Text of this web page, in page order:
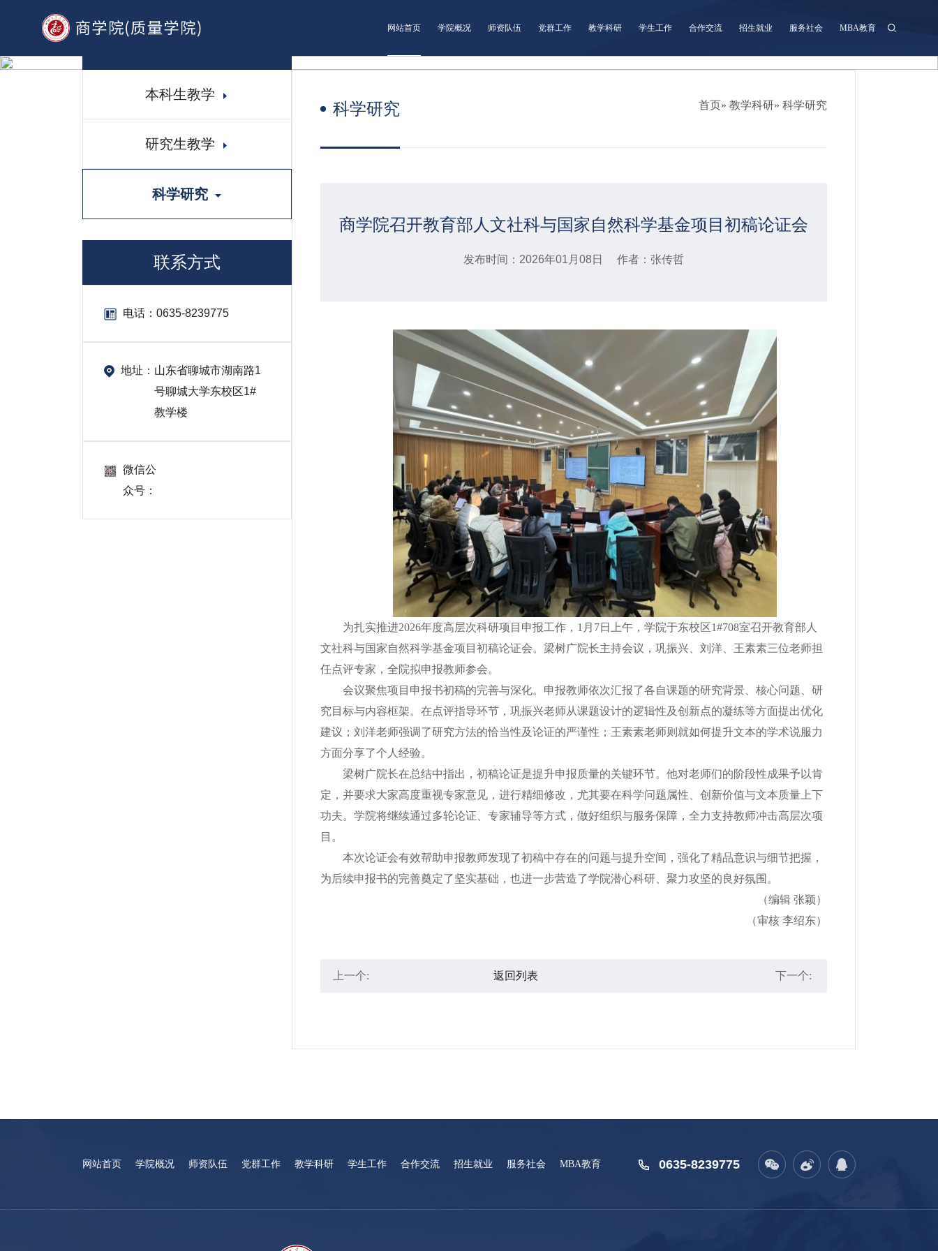
网站首页 学院概况 师资队伍 党群工作 教学科研 学生工作 合作交流 招生就业 服务社会 MBA教育
教学科研
本科生教学
研究生教学
科学研究
联系方式
电话： 0635-8239775
地址： 山东省聊城市湖南路1
号聊城大学东校区1#
教学楼
微信公
众号：
科学研究 首页»教学科研» 科学研究
商学院召开教育部人文社科与国家自然科学基金项目初稿论证会
发布时间：2026年01月08日 作者：张传哲
为扎实推进2026年度高层次科研项目申报工作，1月7日上午，学院于东校区1#708室召开教育部人
文社科与国家自然科学基金项目初稿论证会。梁树广院长主持会议，巩振兴、刘洋、王素素三位老师担
任点评专家，全院拟申报教师参会。
会议聚焦项目申报书初稿的完善与深化。申报教师依次汇报了各自课题的研究背景、核心问题、研
究目标与内容框架。在点评指导环节，巩振兴老师从课题设计的逻辑性及创新点的凝练等方面提出优化
建议；刘洋老师强调了研究方法的恰当性及论证的严谨性；王素素老师则就如何提升文本的学术说服力
方面分享了个人经验。
梁树广院长在总结中指出，初稿论证是提升申报质量的关键环节。他对老师们的阶段性成果予以肯
定，并要求大家高度重视专家意见，进行精细修改，尤其要在科学问题属性、创新价值与文本质量上下
功夫。学院将继续通过多轮论证、专家辅导等方式，做好组织与服务保障，全力支持教师冲击高层次项
目。
本次论证会有效帮助申报教师发现了初稿中存在的问题与提升空间，强化了精品意识与细节把握，
为后续申报书的完善奠定了坚实基础，也进一步营造了学院潜心科研、聚力攻坚的良好氛围。
（编辑 张颖）
（审核 李绍东）
上一个: 返回列表 下一个:
网站首页 学院概况 师资队伍 党群工作 教学科研 学生工作 合作交流 招生就业 服务社会 MBA教育 0635-8239775